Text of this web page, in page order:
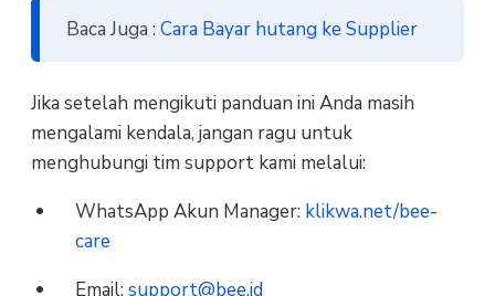
Baca Juga : Cara Bayar hutang ke Supplier
Jika setelah mengikuti panduan ini Anda masih
mengalami kendala, jangan ragu untuk
menghubungi tim support kami melalui:
WhatsApp Akun Manager: klikwa.net/bee-
care
Email: support@bee.id